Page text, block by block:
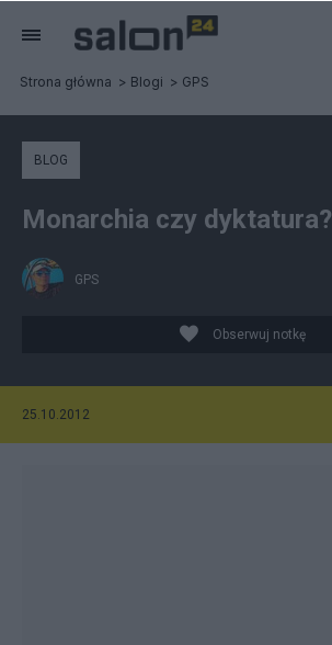
Strona główna Blogi GPS
BLOG
Monarchia czy dyktatura?
GPS
Obserwuj notkę
25.10.2012